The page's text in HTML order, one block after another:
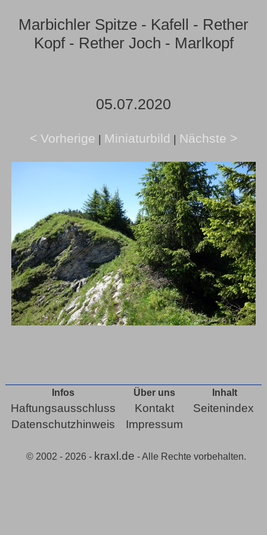
Marbichler Spitze - Kafell - Rether
Kopf - Rether Joch - Marlkopf
05.07.2020
< Vorherige | Miniaturbild | Nächste >
Infos
Haftungsausschluss
Datenschutzhinweis
Über uns
Kontakt
Impressum
Inhalt
Seitenindex
© 2002 - 2026 - kraxl.de - Alle Rechte vorbehalten.